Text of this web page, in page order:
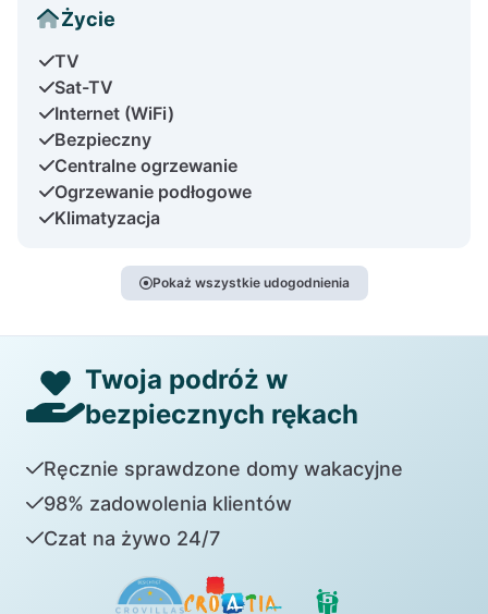
Życie
TV
Sat-TV
Internet (WiFi)
Bezpieczny
Centralne ogrzewanie
Ogrzewanie podłogowe
Klimatyzacja
Pokaż wszystkie udogodnienia
Twoja podróż w
bezpiecznych rękach
Ręcznie sprawdzone domy wakacyjne
98% zadowolenia klientów
Czat na żywo 24/7